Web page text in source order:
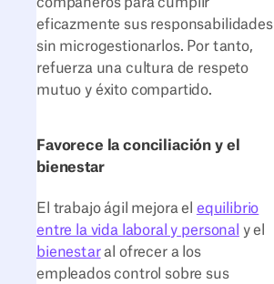
eficazmente sus responsabilidades
sin microgestionarlos. Por tanto,
refuerza una cultura de respeto
mutuo y éxito compartido.
Favorece la conciliación y el
bienestar
El trabajo ágil mejora el equilibrio
entre la vida laboral y personal
y el
bienestaral ofrecer a los
empleados control sobre sus